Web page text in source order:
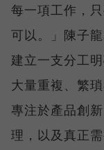
每一項工作，
可以。」陳子
建立一支分工
大量重複、繁
專注於產品創
理，以及真正